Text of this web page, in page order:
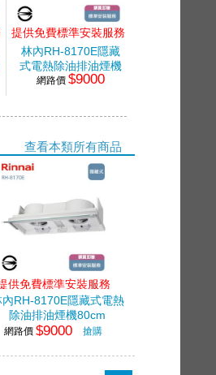
提供免費標準安裝服務
林內RH-8170E隱藏
式電熱除油排油煙機
80cm
網路價 $9000
查看本類所有商品
供免費標準安裝服務
內RH-8170E隱藏式電熱
除油排油煙機80cm
網路價 $9000 搶購